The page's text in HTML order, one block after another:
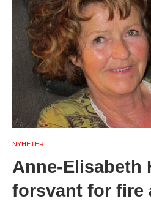
NYHETER
Anne-Elisabeth
forsvant for fire